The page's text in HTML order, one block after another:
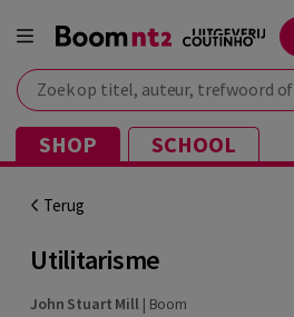
Zoek op titel, auteur, trefwoord of ISBN
SHOP SCHOOL
Terug
Utilitarisme
John Stuart Mill| Boom